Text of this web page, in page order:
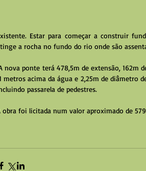
Estar para começar a construir
a rocha no fundo do rio onde são
metros acima da água e 2,25m de diâmetro
passarela de pedestres.
obra foi licitada num valor aproximado de